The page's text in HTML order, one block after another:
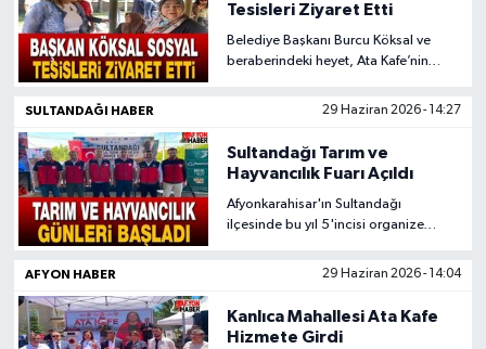
Tesisleri Ziyaret Etti
Belediye Başkanı Burcu Köksal ve
beraberindeki heyet, Ata Kafe’nin
Murat Birlik Sosyal Tesisleri’ni ziyaret
SULTANDAĞI HABER 29 Haziran 2026 - 14:27
Sultandağı Tarım ve
Hayvancılık Fuarı Açıldı
Afyonkarahisar'ın Sultandağı
ilçesinde bu yıl 5'incisi organize
Günleri başladı.
AFYON HABER 29 Haziran 2026 - 14:04
Kanlıca Mahallesi Ata Kafe
Hizmete Girdi